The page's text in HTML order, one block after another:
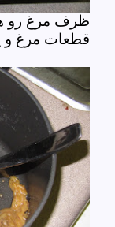
ظرف مرغ رو
قطعات مرغ و